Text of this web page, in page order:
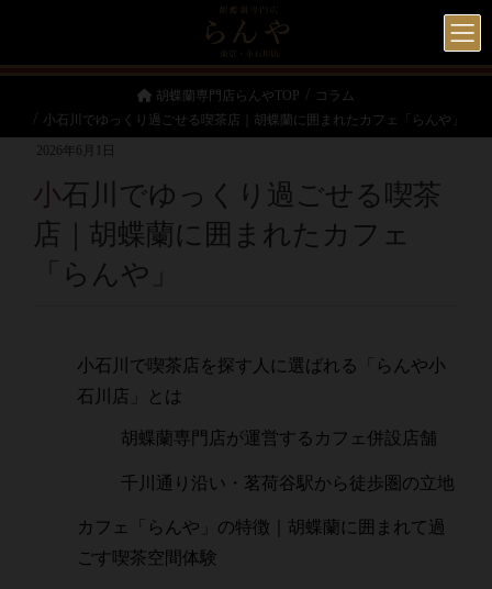
胡蝶蘭専門店らんやTOP
コラム
小石川でゆっくり過ごせる喫茶店｜胡蝶蘭に囲まれたカフェ「らんや」
2026年6月1日
小石川でゆっくり過ごせる喫茶
店｜胡蝶蘭に囲まれたカフェ
「らんや」
小石川で喫茶店を探す人に選ばれる「らんや小
石川店」とは
胡蝶蘭専門店が運営するカフェ併設店舗
千川通り沿い・茗荷谷駅から徒歩圏の立地
カフェ「らんや」の特徴｜胡蝶蘭に囲まれて過
ごす喫茶空間体験